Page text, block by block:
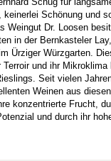
keinerlei Schönung und
Weingut Dr. Loosen
in der Bernkasteler
Ürziger Würzgarten.
Terroir und ihr Mikroklima
Seit vielen
Weinen aus
konzentrierte Frucht,
und durch ihr